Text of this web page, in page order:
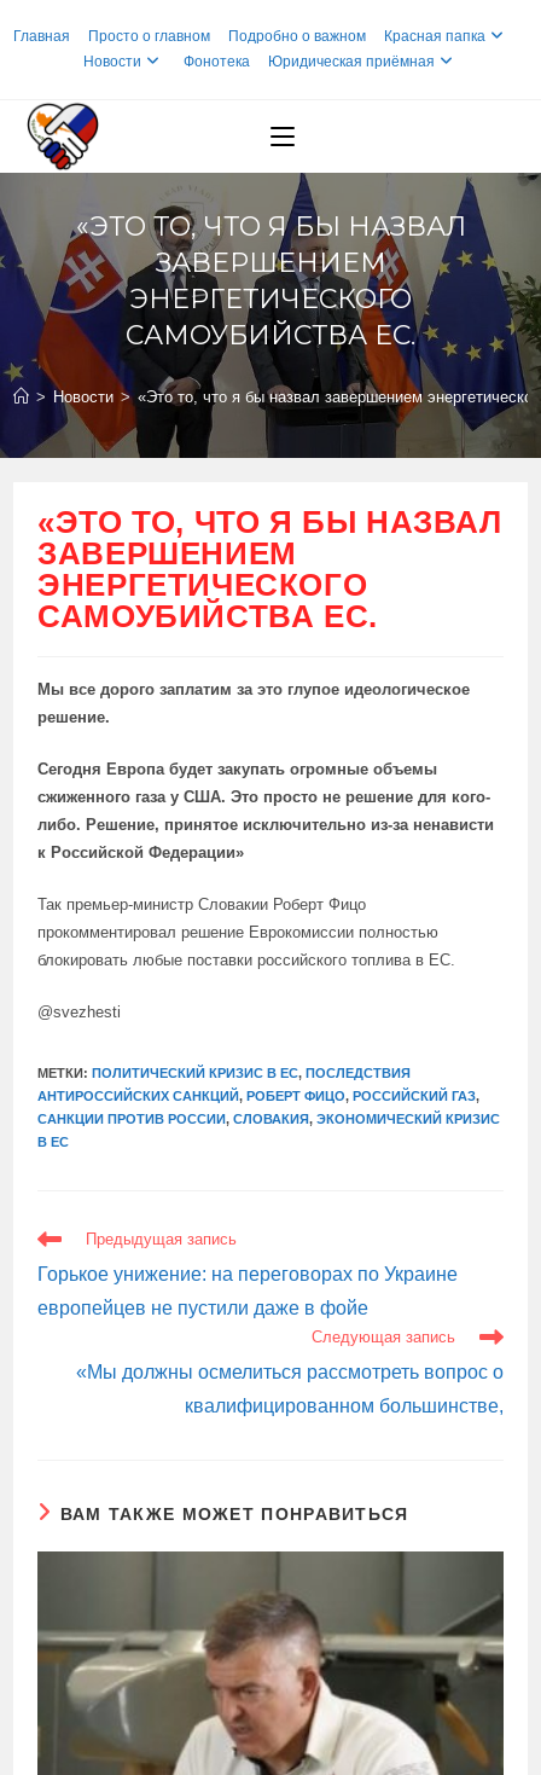
Главная Просто о главном Подробно о важном
Красная папка
Новости
Фонотека Юридическая приёмная
«ЭТО ТО, ЧТО Я БЫ НАЗВАЛ
ЗАВЕРШЕНИЕМ
ЭНЕРГЕТИЧЕСКОГО
САМОУБИЙСТВА ЕС.
> Новости > «Это то, что я бы назвал завершением
«ЭТО ТО, ЧТО Я БЫ НАЗВАЛ
ЗАВЕРШЕНИЕМ
ЭНЕРГЕТИЧЕСКОГО
САМОУБИЙСТВА ЕС.
Мы все дорого заплатим за это глупое идеологическое
решение.
Сегодня Европа будет закупать огромные объемы
сжиженного газа у США. Это просто не решение для кого-
либо. Решение, принятое исключительно из-за ненависти
к Российской Федерации»
Так премьер-министр Словакии Роберт Фицо
прокомментировал решение Еврокомиссии полностью
блокировать любые поставки российского топлива в ЕС.
@svezhesti
МЕТКИ:ПОЛИТИЧЕСКИЙ КРИЗИС В ЕС, ПОСЛЕДСТВИЯ
АНТИРОССИЙСКИХ САНКЦИЙ, РОБЕРТ ФИЦО, РОССИЙСКИЙ ГАЗ,
САНКЦИИ ПРОТИВ РОССИИ, СЛОВАКИЯ, ЭКОНОМИЧЕСКИЙ КРИЗИС
В ЕС
ЕЩЕ
СТАТЬИ
Предыдущая запись
Горькое унижение: на переговорах по Украине
европейцев не пустили даже в фойе
Следующая запись
«Мы должны осмелиться рассмотреть вопрос о
квалифицированном большинстве,
ВАМ ТАКЖЕ МОЖЕТ ПОНРАВИТЬСЯ